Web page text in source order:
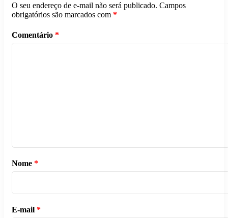
O seu endereço de e-mail não será publicado. Campos
obrigatórios são marcados com *
Comentário *
Nome *
E-mail *